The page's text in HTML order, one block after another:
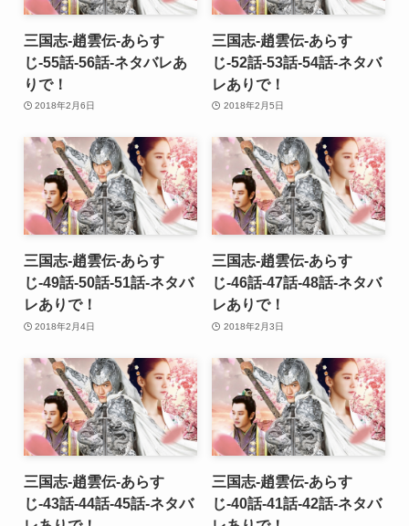
三国志-趙雲伝-あらす
じ-55話-56話-ネタバレあ
りで！
2018年2月6日
三国志-趙雲伝-あらす
じ-52話-53話-54話-ネタバ
レありで！
2018年2月5日
三国志-趙雲伝-あらす
じ-49話-50話-51話-ネタバ
レありで！
2018年2月4日
三国志-趙雲伝-あらす
じ-46話-47話-48話-ネタバ
レありで！
2018年2月3日
三国志-趙雲伝-あらす
じ-43話-44話-45話-ネタバ
三国志-趙雲伝-あらす
じ-40話-41話-42話-ネタバ